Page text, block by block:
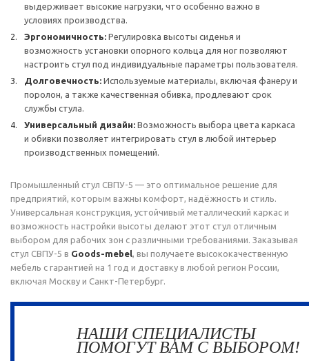
выдерживает высокие нагрузки, что особенно важно в
условиях производства.
Эргономичность: Регулировка высоты сиденья и
возможность установки опорного кольца для ног позволяют
настроить стул под индивидуальные параметры пользователя.
Долговечность: Используемые материалы, включая фанеру и
поролон, а также качественная обивка, продлевают срок
службы стула.
Универсальный дизайн: Возможность выбора цвета каркаса
и обивки позволяет интегрировать стул в любой интерьер
производственных помещений.
Промышленный стул СВПУ-5 — это оптимальное решение для
предприятий, которым важны комфорт, надёжность и стиль.
Универсальная конструкция, устойчивый металлический каркас и
возможность настройки высоты делают этот стул отличным
выбором для рабочих зон с различными требованиями. Заказывая
стул СВПУ-5 в Goods-mebel, вы получаете высококачественную
мебель с гарантией на 1 год и доставку в любой регион России,
включая Москву и Санкт-Петербург.
НАШИ СПЕЦИАЛИСТЫ
ПОМОГУТ ВАМ С ВЫБОРОМ!